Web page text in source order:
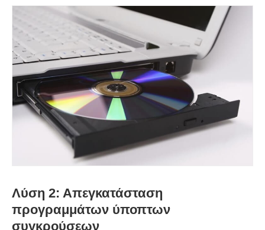
Λύση 2: Απεγκατάσταση
προγραμμάτων ύποπτων
συγκρούσεων